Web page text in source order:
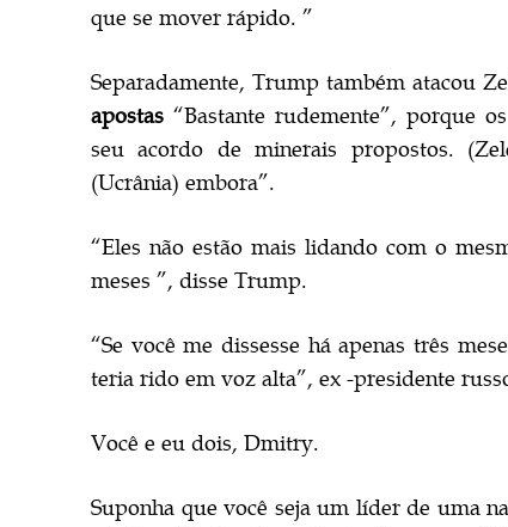
que se mover rápido. ”
Separadamente, Trump também atacou
apostas “Bastante rudemente”, porque
seu acordo de minerais propostos.
(Ucrânia) embora”.
“Eles não estão mais lidando com o
meses ”, disse Trump.
“Se você me dissesse há apenas três
teria rido em voz alta”, ex -presidente
Você e eu dois, Dmitry.
Suponha que você seja um líder de uma